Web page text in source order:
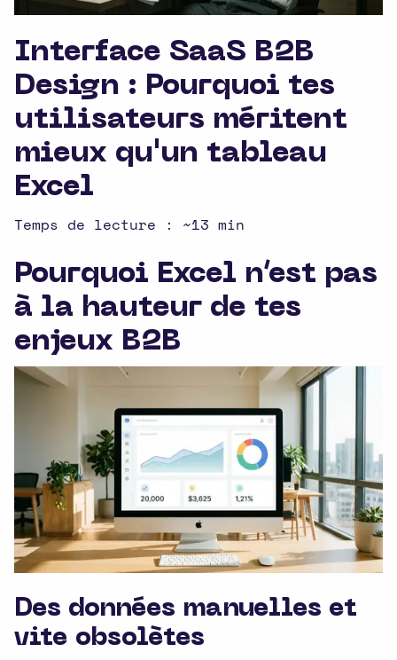
Interface SaaS B2B
Design : Pourquoi tes
utilisateurs méritent
mieux qu'un tableau
Excel
Temps de lecture : ~13 min
Pourquoi Excel n’est pas
à la hauteur de tes
enjeux B2B
Des données manuelles et
vite obsolètes